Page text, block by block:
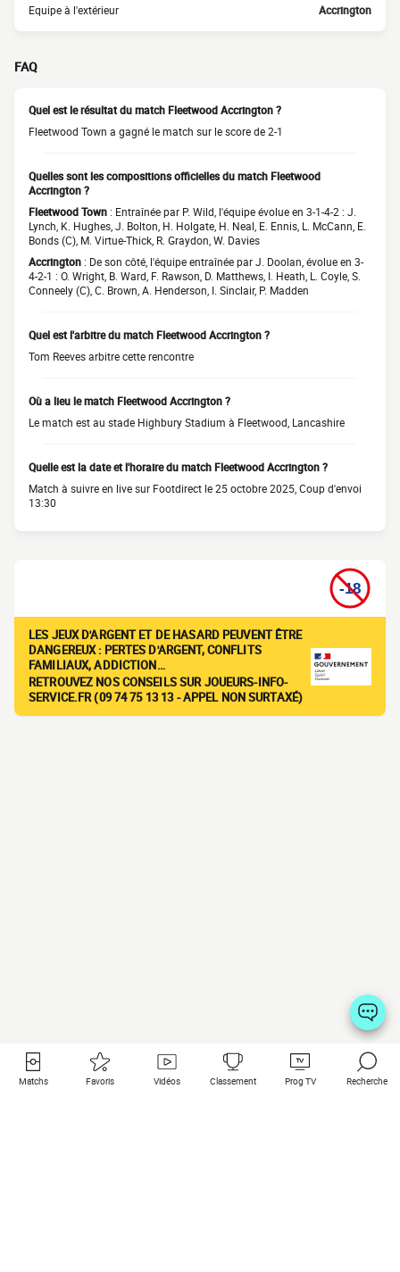
Equipe à l'extérieur Accrington
FAQ
Quel est le résultat du match Fleetwood Accrington ?
Fleetwood Town a gagné le match sur le score de 2-1
Quelles sont les compositions officielles du match Fleetwood
Accrington ?
Fleetwood Town : Entraînée par P. Wild, l'équipe évolue en 3-1-4-2 : J.
Lynch, K. Hughes, J. Bolton, H. Holgate, H. Neal, E. Ennis, L. McCann, E.
Bonds (C), M. Virtue-Thick, R. Graydon, W. Davies
Accrington : De son côté, l'équipe entraînée par J. Doolan, évolue en 3-
4-2-1 : O. Wright, B. Ward, F. Rawson, D. Matthews, I. Heath, L. Coyle, S.
Conneely (C), C. Brown, A. Henderson, I. Sinclair, P. Madden
Quel est l'arbitre du match Fleetwood Accrington ?
Tom Reeves arbitre cette rencontre
Où a lieu le match Fleetwood Accrington ?
Le match est au stade Highbury Stadium à Fleetwood, Lancashire
Quelle est la date et l'horaire du match Fleetwood Accrington ?
Match à suivre en live sur Footdirect le 25 octobre 2025, Coup d'envoi
13:30
LES JEUX D'ARGENT ET DE HASARD PEUVENT ÊTRE
DANGEREUX : PERTES D'ARGENT, CONFLITS
FAMILIAUX, ADDICTION…
RETROUVEZ NOS CONSEILS SUR JOUEURS-INFO-
SERVICE.FR (09 74 75 13 13 - APPEL NON SURTAXÉ)
Matchs Favoris Vidéos Classement Prog TV Recherche